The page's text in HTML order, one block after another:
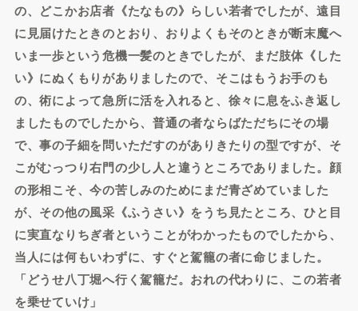
の、どこかお店者《たなもの》らしい若者でしたが、遠目
に見届けたときのとおり、おりよくもそのときが断末魔へ
いま一歩という危機一髪のときでしたが、まだ肢体《した
い》にぬくもりがありましたので、そこはもうお手のも
の、術によって急所に活を入れると、徐々に息をふき返し
ましたものでしたから、普通の者ならばただちにその場
で、事の子細を問いただすのがありきたりの型ですが、そ
こがむっつり右門の少し人と違うところでありました。顔
の形相こそ、今の苦しみのためにまだ青ざめていました
が、その他の風采《ふうさい》をうち見たところ、ひと目
に実直なりちぎ者ということがわかったものでしたから、
当人には何もいわずに、すぐと駕籠の者に命じました。
「どうせ八丁堀へ行く駕籠だ。おれの代わりに、この若者
を乗せていけ」